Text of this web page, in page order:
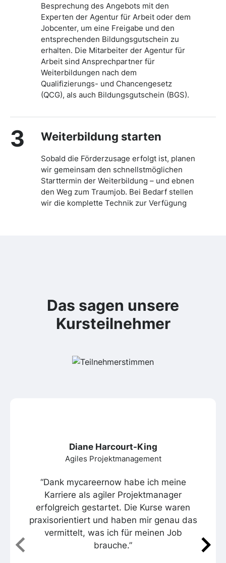
Besprechung des Angebots mit den
Experten der Agentur für Arbeit oder dem
Jobcenter, um eine Freigabe und den
entsprechenden Bildungsgutschein zu
erhalten. Die Mitarbeiter der Agentur für
Arbeit sind Ansprechpartner für
Weiterbildungen nach dem
Qualifizierungs- und Chancengesetz
(QCG), als auch Bildungsgutschein (BGS).
3 Weiterbildung starten
Sobald die Förderzusage erfolgt ist, planen
wir gemeinsam den schnellstmöglichen
Starttermin der Weiterbildung – und ebnen
den Weg zum Traumjob. Bei Bedarf stellen
wir die komplette Technik zur Verfügung
Das sagen unsere
Kursteilnehmer
Diane Harcourt-King
Agiles Projektmanagement
“Dank mycareernow habe ich meine
Karriere als agiler Projektmanager
erfolgreich gestartet. Die Kurse waren
praxisorientiert und haben mir genau das
vermittelt, was ich für meinen Job
brauche.”